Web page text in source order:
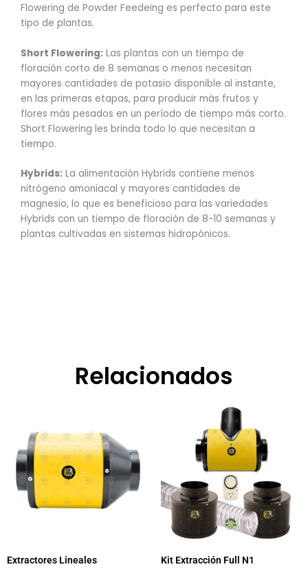
Flowering de Powder Feedeing es perfecto para este
tipo de plantas.
Short Flowering: Las plantas con un tiempo de
floración corto de 8 semanas o menos necesitan
mayores cantidades de potasio disponible al instante,
en las primeras etapas, para producir más frutos y
flores más pesados ​​en un período de tiempo más corto.
Short Flowering les brinda todo lo que necesitan a
tiempo.
Hybrids: La alimentación Hybrids contiene menos
nitrógeno amoniacal y mayores cantidades de
magnesio, lo que es beneficioso para las variedades
Hybrids con un tiempo de floración de 8-10 semanas y
plantas cultivadas en sistemas hidropónicos.
Relacionados
Extractores Lineales
desde
$117.300,00
hasta
$130.500,00
tiene
múltiples
variantes.
Las
opciones
Kit Extracción Full N1